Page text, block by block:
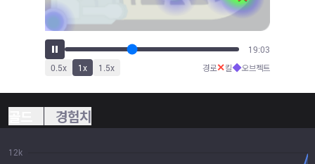
21:07
0.5x 1x 1.5x 경로✕킬◆오브젝트
경험치
12k